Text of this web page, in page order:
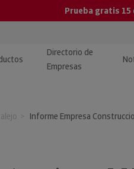
Prueba gratis 15
Directorio de
Empresas
y tutoriales
Informe Empresa